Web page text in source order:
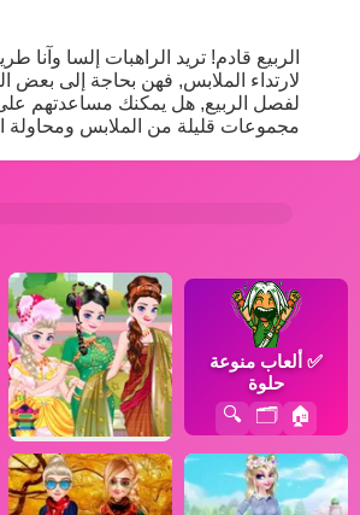
الربيع قادم! تريد الراهبات إلسا وآنا
لارتداء الملابس, فهن بحاجة إلى بعض
لفصل الربيع, هل يمكنك مساعدتهم على
مجموعات قليلة من الملابس ومحاولة
✅ ألعاب منوعة
حلوة
🏠
🗂️
🔍